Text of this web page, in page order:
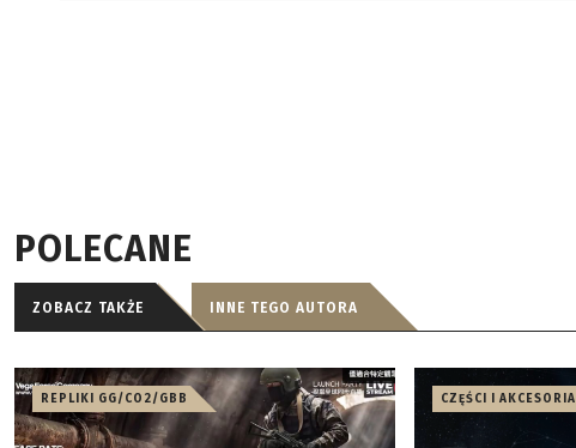
POLECANE
ZOBACZ TAKŻE INNE TEGO AUTORA
REPLIKI GG/CO2/GBB CZĘŚCI I AKCESORIA